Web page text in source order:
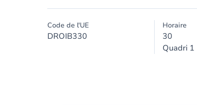
Code de l'UE
DROIB330
Horaire
30
Quadri 1